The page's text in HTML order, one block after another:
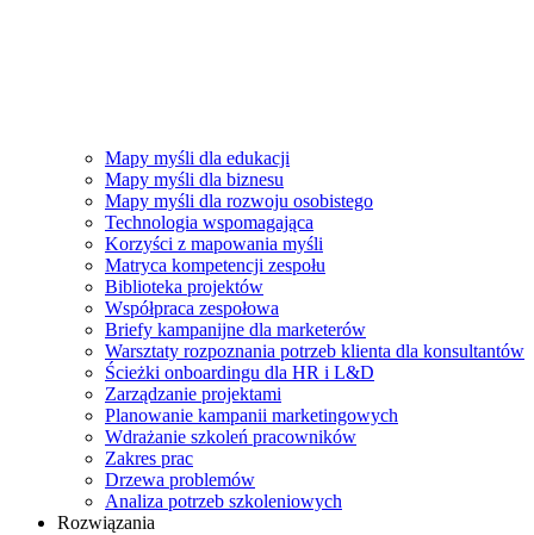
Mapy myśli dla edukacji
Mapy myśli dla biznesu
Mapy myśli dla rozwoju osobistego
Technologia wspomagająca
Korzyści z mapowania myśli
Matryca kompetencji zespołu
Biblioteka projektów
Współpraca zespołowa
Briefy kampanijne dla marketerów
Warsztaty rozpoznania potrzeb klienta dla konsultantów
Ścieżki onboardingu dla HR i L&D
Zarządzanie projektami
Planowanie kampanii marketingowych
Wdrażanie szkoleń pracowników
Zakres prac
Drzewa problemów
Analiza potrzeb szkoleniowych
Rozwiązania